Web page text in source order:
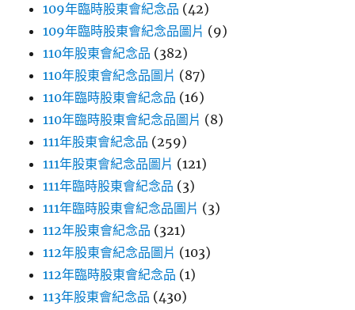
109年臨時股東會紀念品 (42)
109年臨時股東會紀念品圖片 (9)
110年股東會紀念品 (382)
110年股東會紀念品圖片 (87)
110年臨時股東會紀念品 (16)
110年臨時股東會紀念品圖片 (8)
111年股東會紀念品 (259)
111年股東會紀念品圖片 (121)
111年臨時股東會紀念品 (3)
111年臨時股東會紀念品圖片 (3)
112年股東會紀念品 (321)
112年股東會紀念品圖片 (103)
112年臨時股東會紀念品 (1)
113年股東會紀念品 (430)